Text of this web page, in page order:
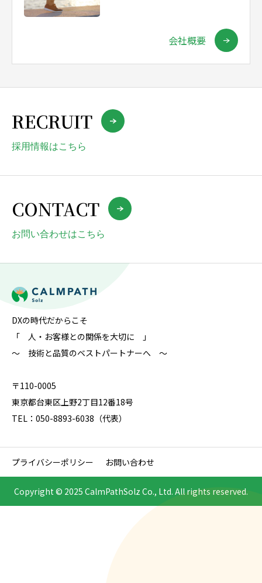
会社概要
RECRUIT
採用情報はこちら
CONTACT
お問い合わせはこちら
DXの時代だからこそ
「 人・お客様との関係を大切に 」
～ 技術と品質のベストパートナーへ ～
〒110-0005
東京都台東区上野2丁目12番18号
TEL：050-8893-6038（代表）
プライバシーポリシー お問い合わせ
Copyright © 2025 CalmPathSolz Co., Ltd. All rights reserved.